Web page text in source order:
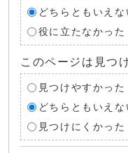
どちらともいえな
役に立たなかった
このページは見つ
見つけやすかった
どちらともいえな
見つけにくかった